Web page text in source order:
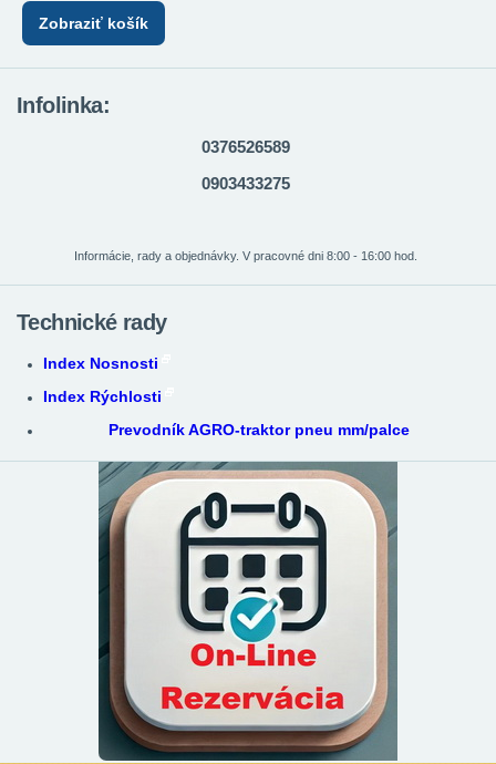
Zobraziť košík
Infolinka:
0376526589
0903433275
Informácie, rady a objednávky. V pracovné dni 8:00 - 16:00 hod.
Technické rady
Index Nosnosti
Index Rýchlosti
Prevodník AGRO-traktor pneu mm/palce